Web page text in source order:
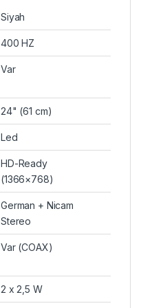
Siyah
400 HZ
Var
24" (61 cm)
Led
HD-Ready
(1366×768)
German + Nicam
Stereo
Var (COAX)
2 x 2,5 W